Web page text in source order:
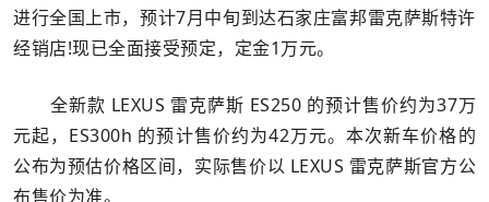
进行全国上市，预计7月中旬到达石家庄富邦雷克萨斯特许
经销店!现已全面接受预定，定金1万元。
全新款 LEXUS 雷克萨斯 ES250 的预计售价约为37万
元起，ES300h 的预计售价约为42万元。本次新车价格的
公布为预估价格区间，实际售价以 LEXUS 雷克萨斯官方公
布售价为准。